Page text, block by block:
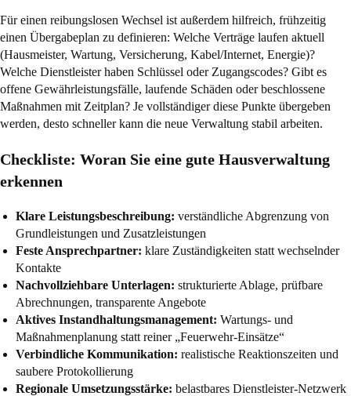
Für einen reibungslosen Wechsel ist außerdem hilfreich, frühzeitig
einen Übergabeplan zu definieren: Welche Verträge laufen aktuell
(Hausmeister, Wartung, Versicherung, Kabel/Internet, Energie)?
Welche Dienstleister haben Schlüssel oder Zugangscodes? Gibt es
offene Gewährleistungsfälle, laufende Schäden oder beschlossene
Maßnahmen mit Zeitplan? Je vollständiger diese Punkte übergeben
werden, desto schneller kann die neue Verwaltung stabil arbeiten.
Checkliste: Woran Sie eine gute Hausverwaltung
erkennen
Klare Leistungsbeschreibung: verständliche Abgrenzung von
Grundleistungen und Zusatzleistungen
Feste Ansprechpartner: klare Zuständigkeiten statt wechselnder
Kontakte
Nachvollziehbare Unterlagen: strukturierte Ablage, prüfbare
Abrechnungen, transparente Angebote
Aktives Instandhaltungsmanagement: Wartungs- und
Maßnahmenplanung statt reiner „Feuerwehr-Einsätze“
Verbindliche Kommunikation: realistische Reaktionszeiten und
saubere Protokollierung
Regionale Umsetzungsstärke: belastbares Dienstleister-Netzwerk